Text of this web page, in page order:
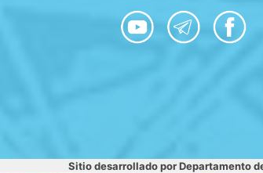
Sitio desarrollado por Departamento